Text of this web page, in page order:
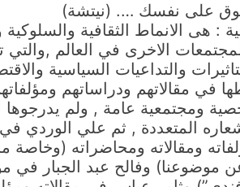
تفوق على نفسك …. (نيتشة)
: هى الانماط الثقافية
الاخرى في العالم ,والتي
والتداعيات السياسية
في مقالاتهم ودراساتهم
ومجتمعية عامة , ولم
المتعددة , ثم علي الوردي
ومقالاته ومحاضراته (وخاصة
موضوعنا) وفالح عبد الجبار في